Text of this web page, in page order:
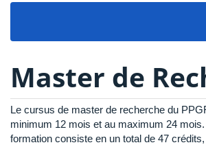
Master de
Le cursus de master de recherche du
minimum 12 mois et au maximum 24
formation consiste en un total de 47